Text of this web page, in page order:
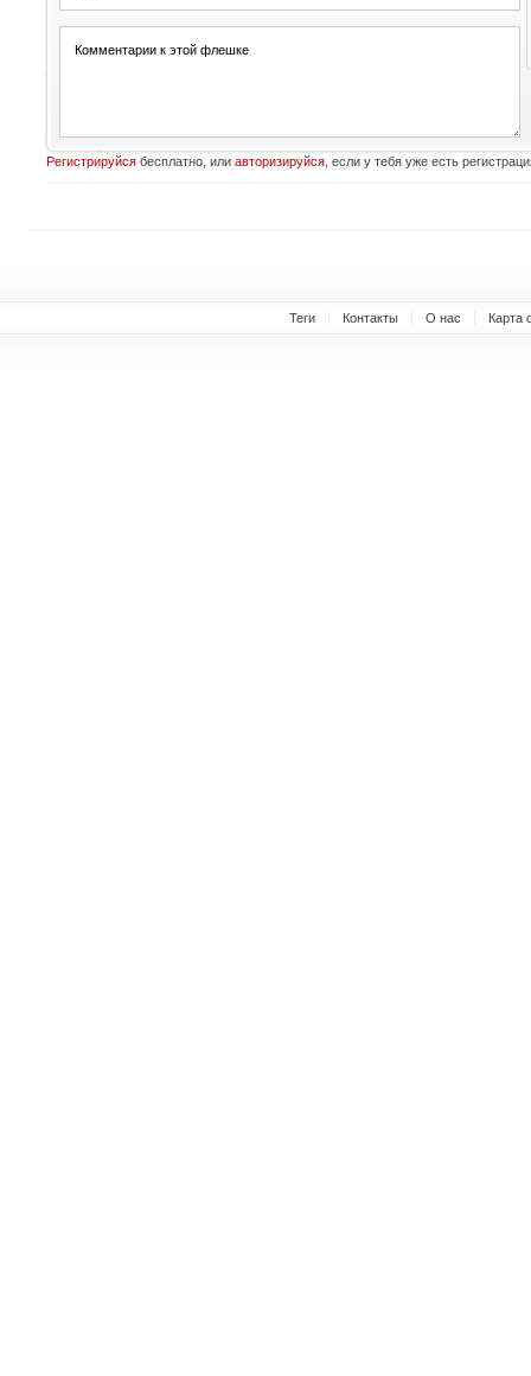
Регистрируйсябесплатно, или авторизируйся, если у тебя уже есть
Теги Контакты О нас Карта